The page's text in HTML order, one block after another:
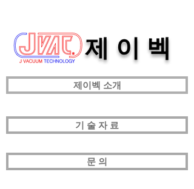
제 이 벡
제이벡 소개
기 술 자 료
문 의